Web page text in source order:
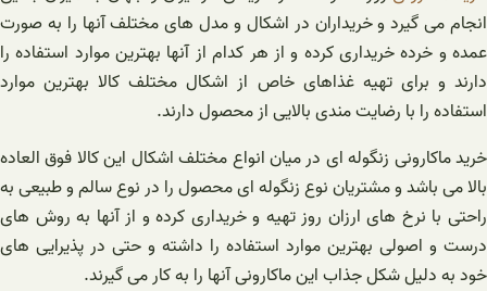
انجام می گیرد و خریداران در اشکال و مدل های مختلف آنها را به صورت
عمده و خرده خریداری کرده و از هر کدام از آنها بهترین موارد استفاده را
دارند و برای تهیه غذاهای خاص از اشکال مختلف کالا بهترین موارد
استفاده را با رضایت مندی بالایی از محصول دارند.
خرید ماکارونی زنگوله ای در میان انواع مختلف اشکال این کالا فوق العاده
بالا می باشد و مشتریان نوع زنگوله ای محصول را در نوع سالم و طبیعی به
راحتی با نرخ های ارزان روز تهیه و خریداری کرده و از آنها به روش های
درست و اصولی بهترین موارد استفاده را داشته و حتی در پذیرایی های
خود به دلیل شکل جذاب این ماکارونی آنها را به کار می گیرند.